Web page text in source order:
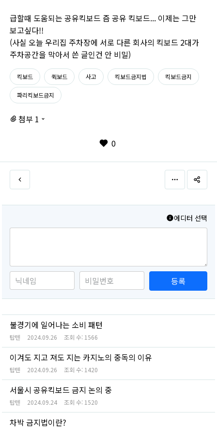
급할때 도움되는 공유킥보드 즘 공유 킥보드... 이제는 그만
보고싶다!!
(사실 오늘 우리집 주차장에 서로 다른 회사의 킥보드 2대가
주차공간을 막아서 쓴 글인건 안 비밀)
킥보드 퀵보드 사고 킥보드금지법 킥보드금지
파리킥보드금지
첨부 1
0
에디터 선택
등록
불경기에 일어나는 소비 패턴
탑텐 2024.09.26 조회 수: 1566
이겨도 지고 져도 지는 카지노의 중독의 이유
탑텐 2024.09.26 조회 수: 1420
서울시 공유킥보드 금지 논의 중
탑텐 2024.09.24 조회 수: 1520
차박 금지법이란?